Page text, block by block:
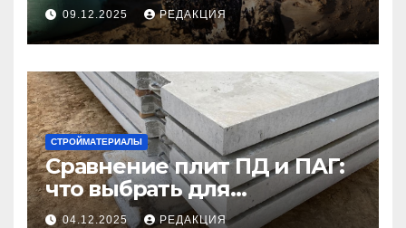
09.12.2025 РЕДАКЦИЯ
СТРОЙМАТЕРИАЛЫ
Сравнение плит ПД и ПАГ:
что выбрать для
долговечного и прочного
04.12.2025 РЕДАКЦИЯ